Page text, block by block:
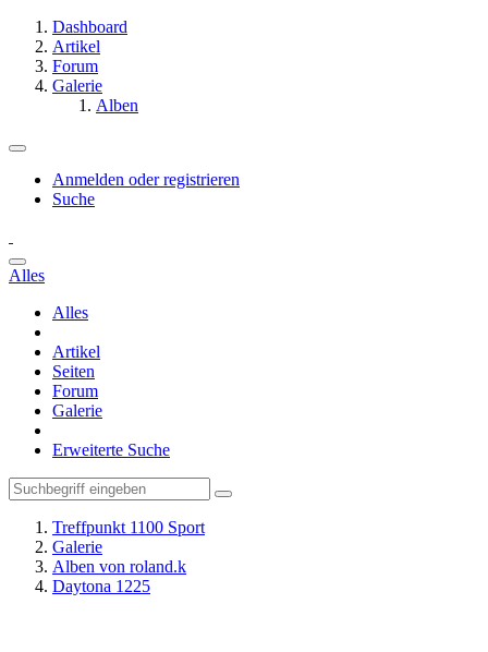
Dashboard
Artikel
Forum
Galerie
Alben
Anmelden oder registrieren
Suche
Alles
Alles
Artikel
Seiten
Forum
Galerie
Erweiterte Suche
Treffpunkt 1100 Sport
Galerie
Alben von roland.k
Daytona 1225